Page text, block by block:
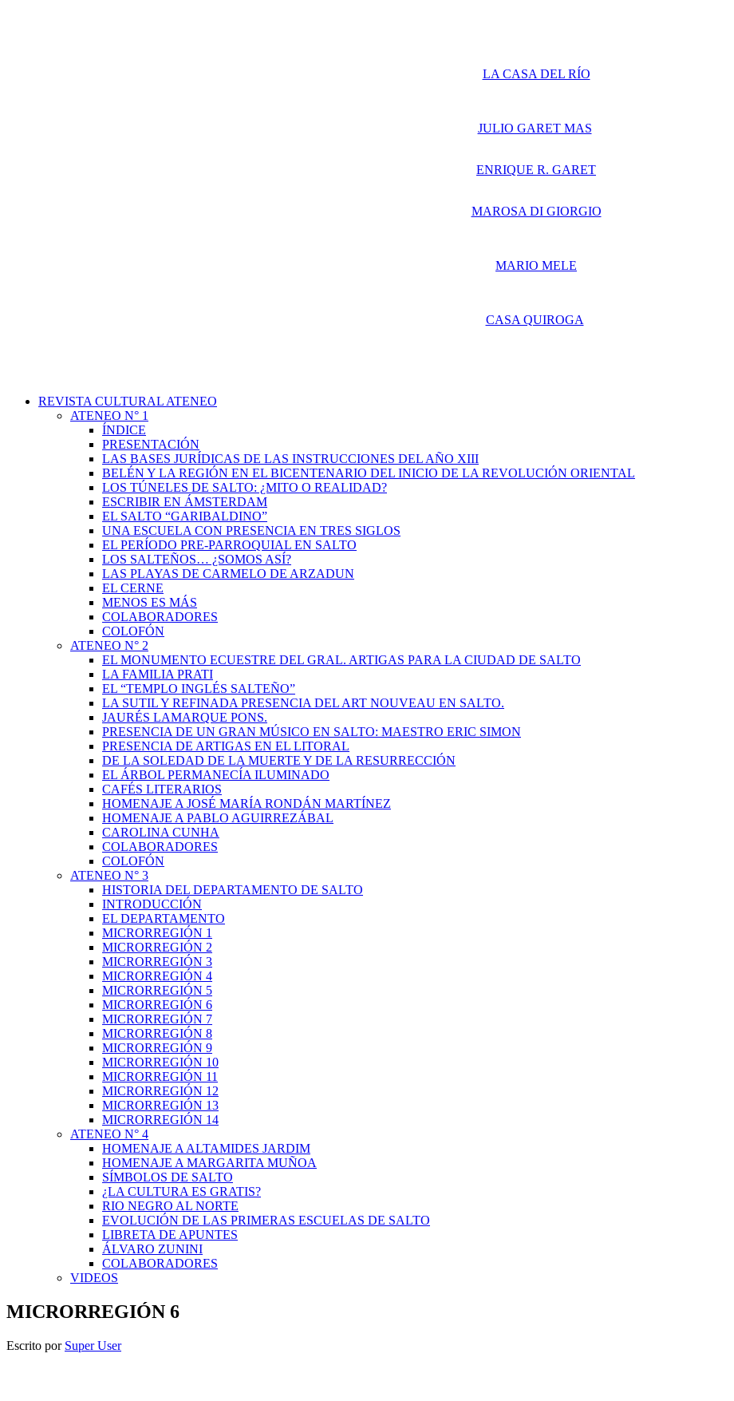
LA CASA DEL RÍO
JULIO GARET MAS
ENRIQUE R. GARET
MAROSA DI GIORGIO
MARIO MELE
CASA QUIROGA
REVISTA CULTURAL ATENEO
ATENEO N° 1
ÍNDICE
PRESENTACIÓN
LAS BASES JURÍDICAS DE LAS INSTRUCCIONES DEL AÑO XIII
BELÉN Y LA REGIÓN EN EL BICENTENARIO DEL INICIO DE LA REVOLUCIÓN ORIENTAL
LOS TÚNELES DE SALTO: ¿MITO O REALIDAD?
ESCRIBIR EN ÁMSTERDAM
EL SALTO “GARIBALDINO”
UNA ESCUELA CON PRESENCIA EN TRES SIGLOS
EL PERÍODO PRE-PARROQUIAL EN SALTO
LOS SALTEÑOS… ¿SOMOS ASÍ?
LAS PLAYAS DE CARMELO DE ARZADUN
EL CERNE
MENOS ES MÁS
COLABORADORES
COLOFÓN
ATENEO N° 2
EL MONUMENTO ECUESTRE DEL GRAL. ARTIGAS PARA LA CIUDAD DE SALTO
LA FAMILIA PRATI
EL “TEMPLO INGLÉS SALTEÑO”
LA SUTIL Y REFINADA PRESENCIA DEL ART NOUVEAU EN SALTO.
JAURÉS LAMARQUE PONS.
PRESENCIA DE UN GRAN MÚSICO EN SALTO: MAESTRO ERIC SIMON
PRESENCIA DE ARTIGAS EN EL LITORAL
DE LA SOLEDAD DE LA MUERTE Y DE LA RESURRECCIÓN
EL ÁRBOL PERMANECÍA ILUMINADO
CAFÉS LITERARIOS
HOMENAJE A JOSÉ MARÍA RONDÁN MARTÍNEZ
HOMENAJE A PABLO AGUIRREZÁBAL
CAROLINA CUNHA
COLABORADORES
COLOFÓN
ATENEO N° 3
HISTORIA DEL DEPARTAMENTO DE SALTO
INTRODUCCIÓN
EL DEPARTAMENTO
MICRORREGIÓN 1
MICRORREGIÓN 2
MICRORREGIÓN 3
MICRORREGIÓN 4
MICRORREGIÓN 5
MICRORREGIÓN 6
MICRORREGIÓN 7
MICRORREGIÓN 8
MICRORREGIÓN 9
MICRORREGIÓN 10
MICRORREGIÓN 11
MICRORREGIÓN 12
MICRORREGIÓN 13
MICRORREGIÓN 14
ATENEO N° 4
HOMENAJE A ALTAMIDES JARDIM
HOMENAJE A MARGARITA MUÑOA
SÍMBOLOS DE SALTO
¿LA CULTURA ES GRATIS?
RIO NEGRO AL NORTE
EVOLUCIÓN DE LAS PRIMERAS ESCUELAS DE SALTO
LIBRETA DE APUNTES
ÁLVARO ZUNINI
COLABORADORES
VIDEOS
MICRORREGIÓN 6
Escrito por Super User